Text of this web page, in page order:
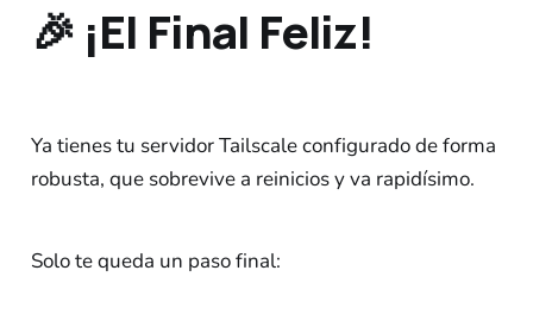
🎉 ¡El Final Feliz!
Ya tienes tu servidor Tailscale configurado de forma
robusta, que sobrevive a reinicios y va rapidísimo.
Solo te queda un paso final: